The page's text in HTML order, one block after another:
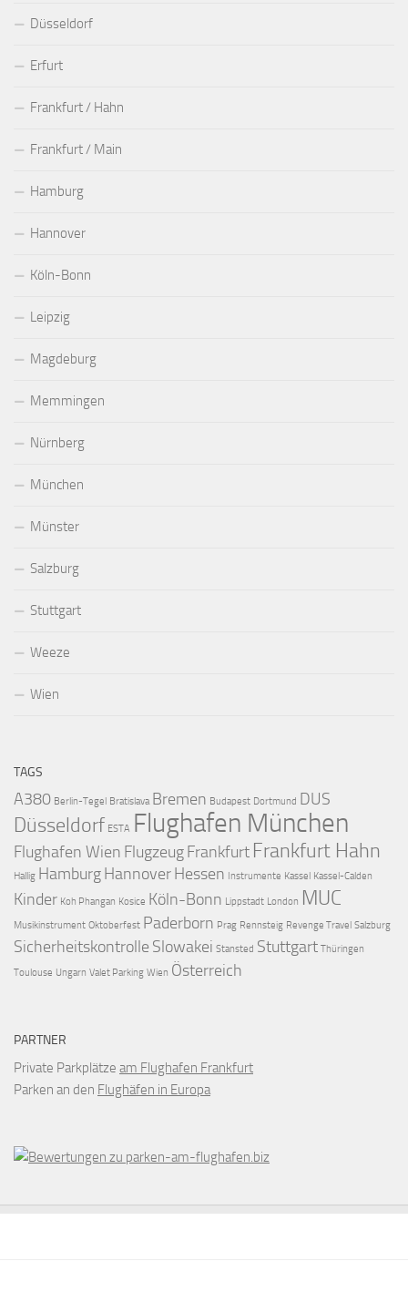
Düsseldorf
Erfurt
Frankfurt / Hahn
Frankfurt / Main
Hamburg
Hannover
Köln-Bonn
Leipzig
Magdeburg
Memmingen
Nürnberg
München
Münster
Salzburg
Stuttgart
Weeze
Wien
TAGS
A380 Berlin-Tegel Bratislava Bremen Budapest Dortmund DUS
Düsseldorf ESTA Flughafen München
Flughafen Wien Flugzeug Frankfurt Frankfurt Hahn
Hallig Hamburg Hannover Hessen Instrumente Kassel Kassel-Calden
Kinder Koh Phangan Kosice Köln-Bonn Lippstadt London MUC
Musikinstrument Oktoberfest Paderborn Prag Rennsteig Revenge Travel Salzburg
Sicherheitskontrolle Slowakei Stansted Stuttgart Thüringen
Toulouse Ungarn Valet Parking Wien Österreich
PARTNER
Private Parkplätze am Flughafen Frankfurt
Parken an den Flughäfen in Europa